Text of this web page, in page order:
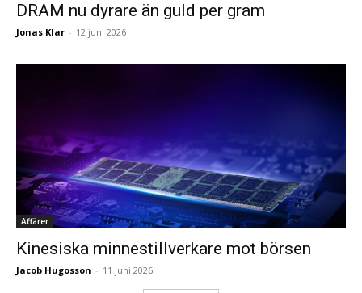
DRAM nu dyrare än guld per gram
Jonas Klar - 12 juni 2026
Affärer
Kinesiska minnestillverkare mot börsen
Jacob Hugosson - 11 juni 2026